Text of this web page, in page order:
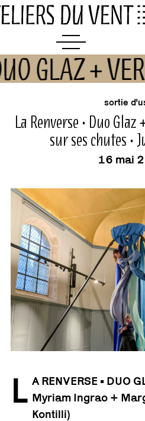
Skip
to
GLAZ +
sortie
La Renverse • Duo
sur ses chutes •
16 mai
L A RENVERSE • DUO
Myriam Ingrao +
Kontilli)